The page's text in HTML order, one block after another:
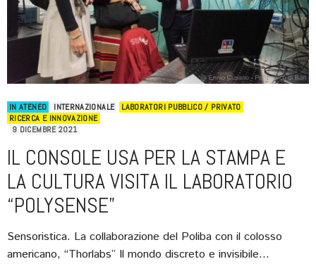
IN ATENEO INTERNAZIONALE
LABORATORI PUBBLICO / PRIVATO
RICERCA E INNOVAZIONE
9 DICEMBRE 2021
IL CONSOLE USA PER LA STAMPA E
LA CULTURA VISITA IL LABORATORIO
“POLYSENSE”
Sensoristica. La collaborazione del Poliba con il colosso
americano, “Thorlabs” Il mondo discreto e invisibile…